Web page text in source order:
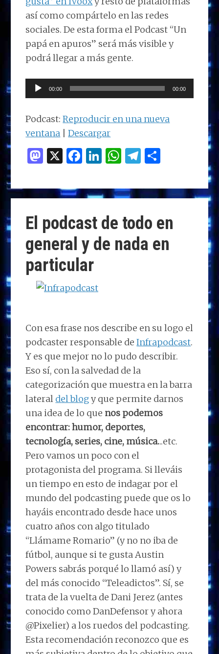
así como compártelo en las redes
sociales. De esta forma el Podcast “Un
papá en apuros” será más visible y
podrá llegar a más gente.
Reproductor
de
audio
00:00 00:00
Podcast:Reproducir en una nueva
ventana |Descargar
M
to
d
o
n
X F
ce
b
o
o
k
Li
k
e
dI
n
W
at
s
A
p
p
T
e
g
ra
m
m
p
ar
ti
r
El podcast de todo en
general y de nada en
particular
Con esa frase nos describe en su logo el
podcaster responsable deInfrapodcast.
Y es que mejor no lo pudo describir.
Eso sí, con la salvedad de la
categorización que muestra en la barra
lateral del blogy que permite darnos
una idea de lo que nos podemos
encontrar: humor, deportes,
tecnología, series, cine, música...etc.
Pero vamos un poco con el
protagonista del programa. Si lleváis
un tiempo en esto de indagar por el
mundo del podcasting puede que os lo
hayáis encontrado desde hace unos
cuatro años con algo titulado
“Llámame Romario” (y no no iba de
fútbol, aunque si te gusta Austin
Powers sabrás porqué lo llamó así) y
del más conocido “Teleadictos”. Sí, se
trata de la vuelta de Dani Jerez (antes
conocido como DanDefensor y ahora
@Pixelier) a los ruedos del podcasting.
Esta recomendación reconozco que es